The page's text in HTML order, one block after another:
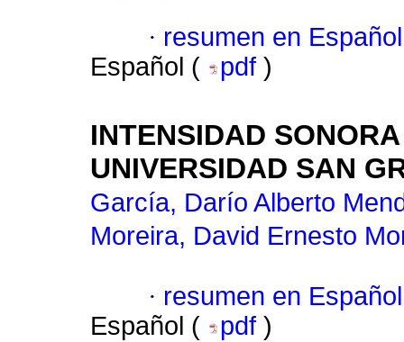
· resumen en Español
Español (
pdf )
INTENSIDAD
UNIVERSIDAD SAN
García, Darío Alberto
Moreira, David Ernesto
· resumen en Español
Español (
pdf )